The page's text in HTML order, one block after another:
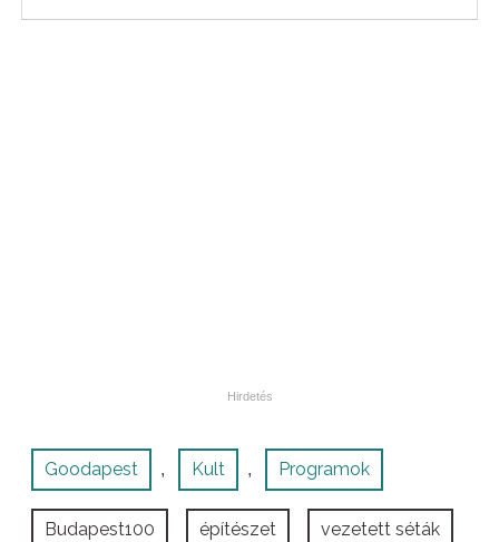
Goodapest , Kult , Programok
Budapest100 építészet vezetett séták